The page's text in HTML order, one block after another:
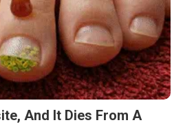
And It Dies From A